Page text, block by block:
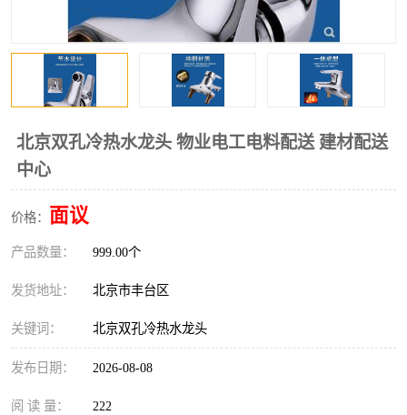
北京双孔冷热水龙头 物业电工电料配送 建材配送
中心
价格： 面议
产品数量： 999.00个
发货地址： 北京市丰台区
关键词： 北京双孔冷热水龙头
发布日期： 2026-08-08
阅 读 量： 222